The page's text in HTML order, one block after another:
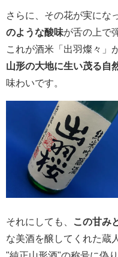
さらに、その花が実にな
のような酸味が舌の上で
これが酒米「出羽燦々」
山形の大地に生い茂る自
味わいです。
それにしても、 この甘み
な美酒を醸してくれた蔵